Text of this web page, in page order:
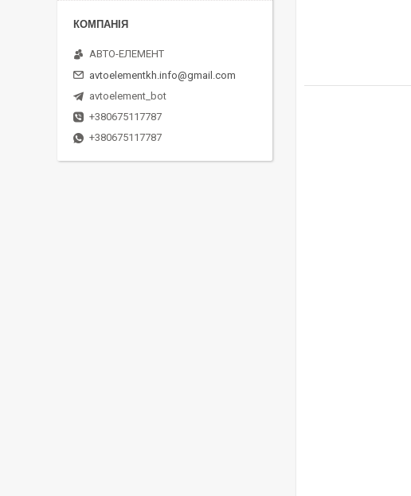
АВТО-ЕЛЕМЕНТ
avtoelementkh.info@gmail.com
avtoelement_bot
+380675117787
+380675117787